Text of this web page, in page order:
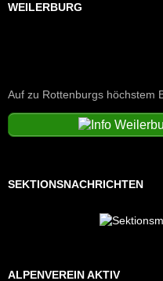
WEILERBURG
Auf zu Rottenburgs höchstem
SEKTIONSNACHRICHTEN
ALPENVEREIN AKTIV